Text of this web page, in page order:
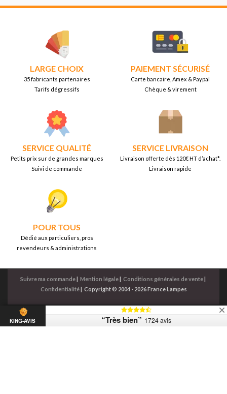
LARGE CHOIX
35 fabricants partenaires
Tarifs dégressifs
PAIEMENT SÉCURISÉ
Carte bancaire, Amex & Paypal
Chèque & virement
SERVICE QUALITÉ
Petits prix sur de grandes marques
Suivi de commande
SERVICE LIVRAISON
Livraison offerte dès 120€ HT d’achat*.
Livraison rapide
POUR TOUS
Dédié aux particuliers, pros
revendeurs & administrations
Suivre ma commande| Mention légale| Conditions générales de vente|
Confidentialité| Copyright © 2004 - 2026 France Lampes
KING-AVIS “Très bien” 1724 avis